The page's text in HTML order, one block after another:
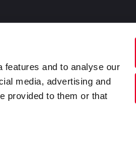
features and to analyse our
media, advertising and
provided to them or that